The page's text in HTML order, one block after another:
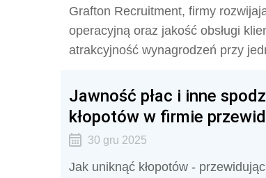
Grafton Recruitment, firmy
operacyjną oraz jakość obsługi
atrakcyjność wynagrodzeń przy
Jawność płac i inne
kłopotów w firmie
30 gru 2025
Jak uniknąć kłopotów -